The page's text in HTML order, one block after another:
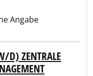
Angabe
D) ZENTRALE